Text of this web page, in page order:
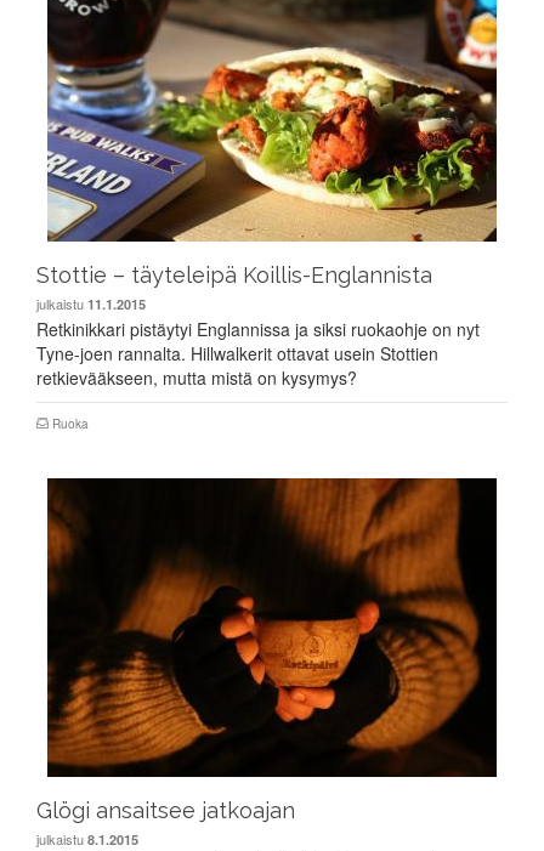
Stottie – täyteleipä Koillis-Englannista
julkaistu 11.1.2015
Retkinikkari pistäytyi Englannissa ja siksi ruokaohje on nyt
Tyne-joen rannalta. Hillwalkerit ottavat usein Stottien
retkievääkseen, mutta mistä on kysymys?
Ruoka
Glögi ansaitsee jatkoajan
julkaistu 8.1.2015